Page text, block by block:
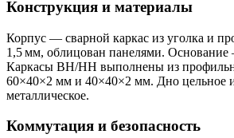
Конструкция и материалы
Корпус — сварной каркас из уголка и
1,5 мм, облицован панелями.
Каркасы ВН/НН выполнены из
60×40×2 мм и 40×40×2 мм. Дно цельное
металлическое.
Коммутация и безопасность